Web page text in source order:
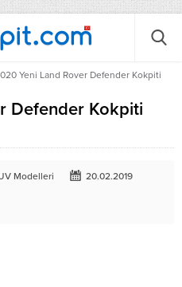
Yeni Land Rover Defender Kokpiti
Defender Kokpiti
Modelleri 20.02.2019